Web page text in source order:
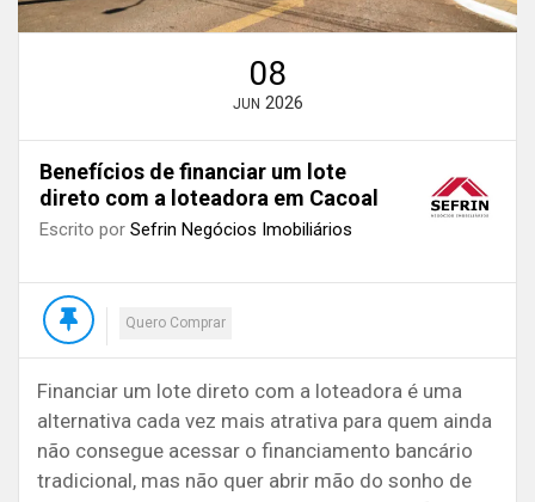
08
JUN 2026
Benefícios de financiar um lote
direto com a loteadora em Cacoal
Escrito por Sefrin Negócios Imobiliários
Quero Comprar
Financiar um lote direto com a loteadora é uma
alternativa cada vez mais atrativa para quem ainda
não consegue acessar o financiamento bancário
tradicional, mas não quer abrir mão do sonho de